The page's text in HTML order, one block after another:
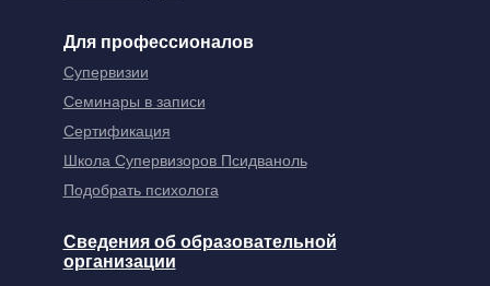
Сведения об образовательной
организации
Для профессионалов
Супервизии
Семинары в записи
Сертификация
Школа Супервизоров Псидваноль
Подобрать психолога